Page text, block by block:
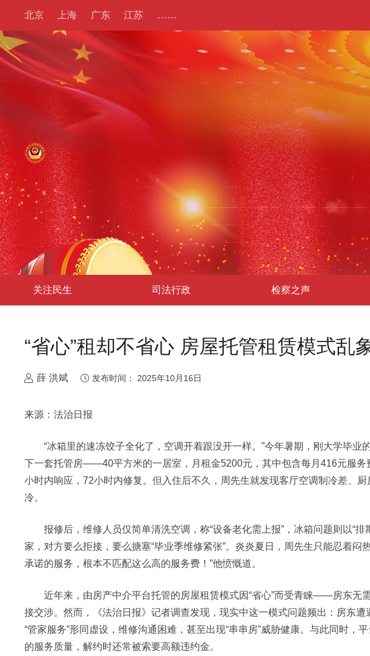
北京 上海 广东 江苏 ……
关注民生 司法行政 检察之声
“省心”租却不省心 房屋托管租赁模式乱
薛 洪斌 发布时间： 2025年10月16日
来源：法治日报
“冰箱里的速冻饺子全化了，空调开着跟没开一样。”今年暑期，刚大学毕业
下一套托管房——40平方米的一居室，月租金5200元，其中包含每月416元服务
小时内响应，72小时内修复。但入住后不久，周先生就发现客厅空调制冷差、
冷。
报修后，维修人员仅简单清洗空调，称“设备老化需上报”，冰箱问题则以“排
家，对方要么拒接，要么搪塞“毕业季维修紧张”。炎炎夏日，周先生只能忍着闷
承诺的服务，根本不匹配这么高的服务费！”他愤慨道。
近年来，由房产中介平台托管的房屋租赁模式因“省心”而受青睐——房东无
接交涉。然而，《法治日报》记者调查发现，现实中这一模式问题频出：房东
“管家服务”形同虚设，维修沟通困难，甚至出现“串串房”威胁健康。与此同时，
的服务质量，解约时还常被索要高额违约金。